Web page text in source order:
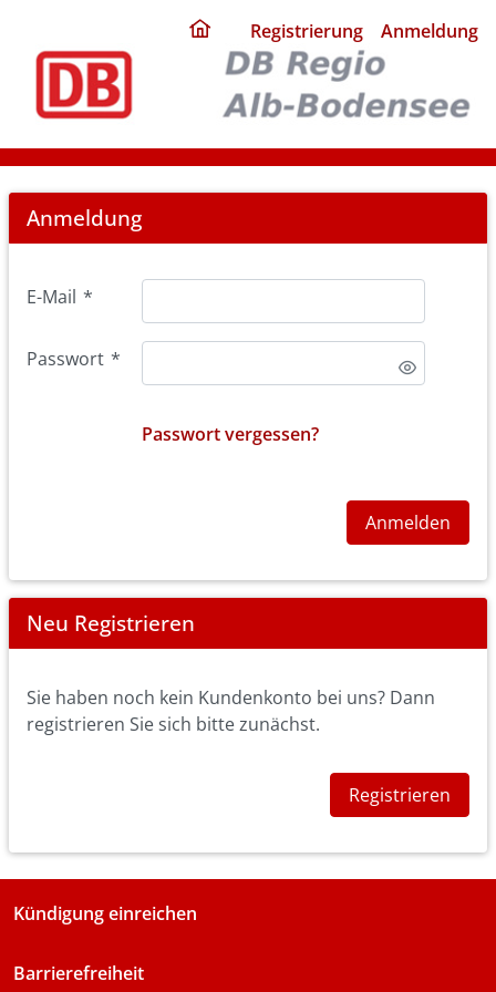
home
page
Registrierung Anmeldung
Login
Anmeldung
E-Mail *
Passwort *
Passwort vergessen?
Anmelden
Neu Registrieren
Sie haben noch kein Kundenkonto bei uns? Dann
registrieren Sie sich bitte zunächst.
Registrieren
Kündigung einreichen
Barrierefreiheit